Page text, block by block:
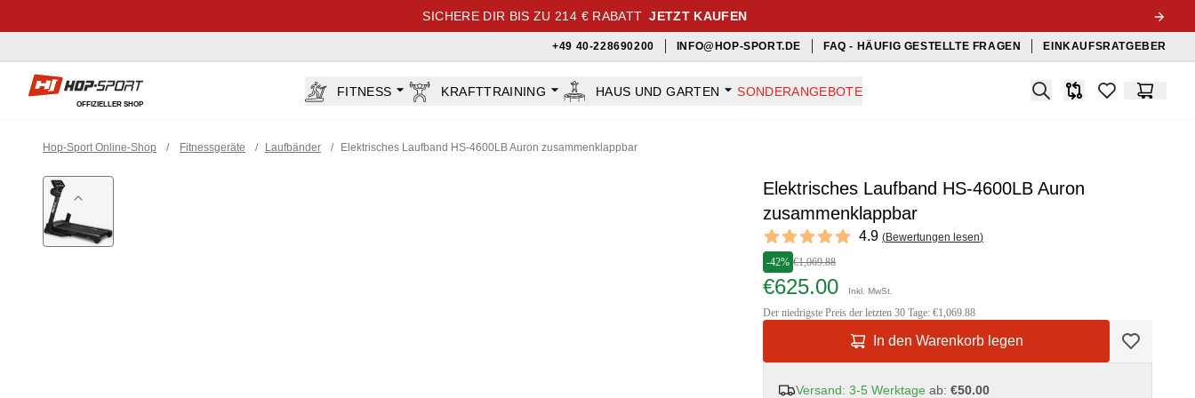
SICHERE DIR BIS ZU 214 € RABATT JETZT KAUFEN
+49 40-228690200 INFO@HOP-SPORT.DE FAQ - HÄUFIG GESTELLTE FRAGEN EINKAUFSRATGEBER
Hop-sport.at
OFFIZIELLER SHOP
FITNESS KRAFTTRAINING HAUS UND GARTEN SONDERANGEBOTE Search
Produkt-items in
Hop-Sport Online-Shop / Fitnessgeräte / Laufbänder / Elektrisches Laufband HS-4600LB Auron zusammenklappbar
Elektrisches Laufband HS-4600LB Auron
zusammenklappbar
Reviews
4.9 out of 5 stars 4.9 (Bewertungen lesen)
-42% €1,069.88
€625.00 Inkl. MwSt.
Der niedrigste Preis der letzten 30 Tage: €1,069.88
In den Warenkorb legen
Versand: 3-5 Werktage ab: €50.00